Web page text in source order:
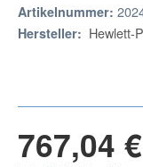
Artikelnummer:
Hersteller: Hewlett-
767,04 €